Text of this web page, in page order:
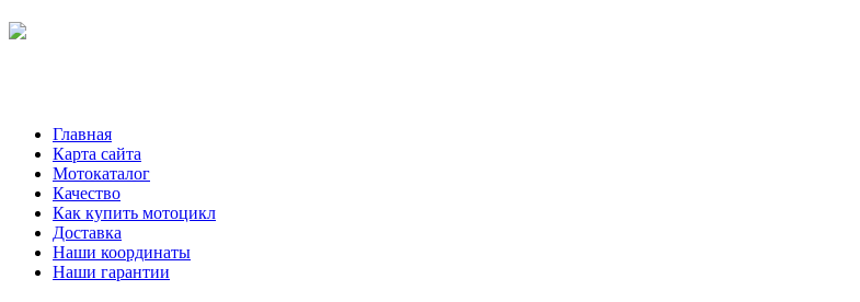
Главная
Карта сайта
Мотокаталог
Качество
Как купить мотоцикл
Доставка
Наши координаты
Наши гарантии